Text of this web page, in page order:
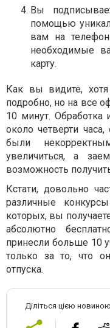
Вы
помощью
вам на
необходимые
карту.
Как вы видите,
подробно, но на все
10 минут.
около четверти
были
увеличиться, а
возможность
Кстати, довольно
различные
которых, вы
абсолютно
принесли больше 10
только за то, что
отпуска.
Діліться цією